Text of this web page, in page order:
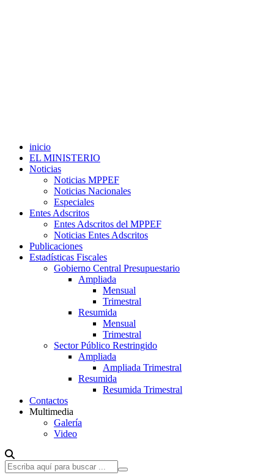
inicio
EL MINISTERIO
Noticias
Noticias MPPEF
Noticias Nacionales
Especiales
Entes Adscritos
Entes Adscritos del MPPEF
Noticias Entes Adscritos
Publicaciones
Estadísticas Fiscales
Gobierno Central Presupuestario
Ampliada
Mensual
Trimestral
Resumida
Mensual
Trimestral
Sector Público Restringido
Ampliada
Ampliada Trimestral
Resumida
Resumida Trimestral
Contactos
Multimedia
Galería
Video